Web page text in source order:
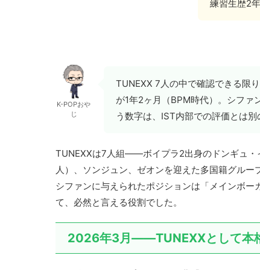
練習生歴2
K-POPおや
じ
TUNEXX 7人の中で確認できる限
が1年2ヶ月（BPM時代）。シファ
う数字は、IST内部での評価とは別
TUNEXXは7人組——ボイプラ2出身のドンギュ・
人）、ソンジュン、ゼオンを迎えた多国籍グル
シファンに与えられたポジションは「メインボ
て、必然と言える役割でした。
2026年3月——TUNEXXとして本